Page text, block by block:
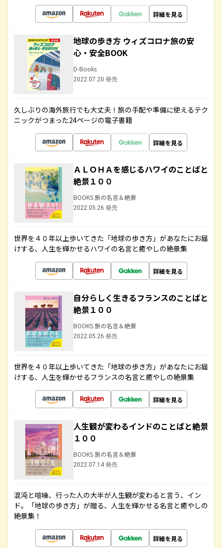
詳細を見る
地球の歩き方 ウィズコロナ旅の安
心・安全BOOK
D-Books
2022.07.20 発売
久しぶりの海外旅行でも大丈夫！旅の手配や準備に使えるテク
ニックがつまった24ページの電子書籍
詳細を見る
ＡＬＯＨＡを感じるハワイのことばと
絶景１００
BOOKS 旅の名言＆絶景
2022.05.26 発売
世界を４０年以上歩いてきた「地球の歩き方」があなたにお届
けする、人生を輝かせるハワイの名言と癒やしの絶景集
詳細を見る
自分らしく生きるフランスのことばと
絶景１００
BOOKS 旅の名言＆絶景
2022.05.26 発売
世界を４０年以上歩いてきた「地球の歩き方」があなたにお届
けする、人生を輝かせるフランスの名言と癒やしの絶景集
詳細を見る
人生観が変わるインドのことばと絶景
１００
BOOKS 旅の名言＆絶景
2022.07.14 発売
混沌と喧噪、行った人の大半が人生観が変わると言う、イン
ド。「地球の歩き方」が贈る、人生を輝かせる名言と癒やしの
絶景集！
詳細を見る